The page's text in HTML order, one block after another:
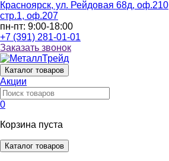
Красноярск, ул. Рейдовая 68д, оф.210
стр.1, оф.207
пн-пт: 9:00-18:00
+7 (391) 281-01-01
Заказать звонок
Каталог товаров
Акции
0
Корзина пуста
Каталог товаров